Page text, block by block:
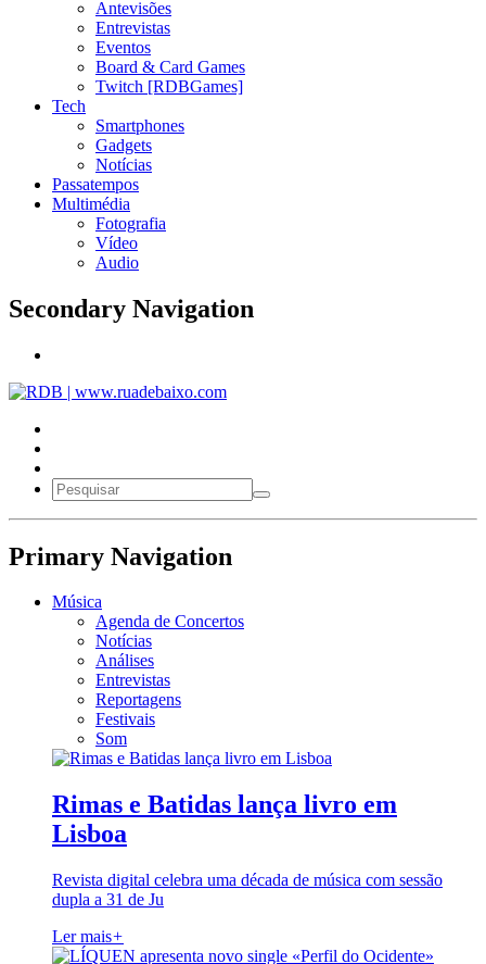
Antevisões
Entrevistas
Eventos
Board & Card Games
Twitch [RDBGames]
Tech
Smartphones
Gadgets
Notícias
Passatempos
Multimédia
Fotografia
Vídeo
Audio
Secondary Navigation
Primary Navigation
Música
Agenda de Concertos
Notícias
Análises
Entrevistas
Reportagens
Festivais
Som
Rimas e Batidas lança livro em
Lisboa
Revista digital celebra uma década de música com sessão
dupla a 31 de Ju
Ler mais+